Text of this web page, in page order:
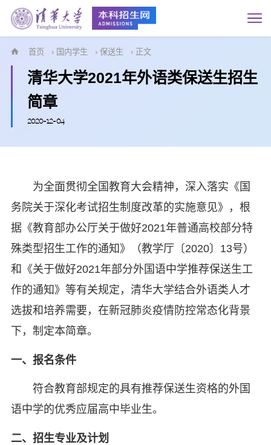
首页 › 国内学生 › 保送生 › 正文
清华大学2021年外语类保送生招生
简章
2020-12-04
为全面贯彻全国教育大会精神，深入落实《国
务院关于深化考试招生制度改革的实施意见》，根
据《教育部办公厅关于做好2021年普通高校部分特
殊类型招生工作的通知》（教学厅〔2020〕13号）
和《关于做好2021年部分外国语中学推荐保送生工
作的通知》等有关规定，清华大学结合外语类人才
选拔和培养需要，在新冠肺炎疫情防控常态化背景
下，制定本简章。
一、报名条件
符合教育部规定的具有推荐保送生资格的外国
语中学的优秀应届高中毕业生。
二、招生专业及计划